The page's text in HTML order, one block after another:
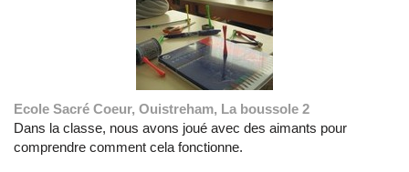
Ecole Sacré Coeur, Ouistreham, La boussole 2
Dans la classe, nous avons joué avec des aimants pour
comprendre comment cela fonctionne.